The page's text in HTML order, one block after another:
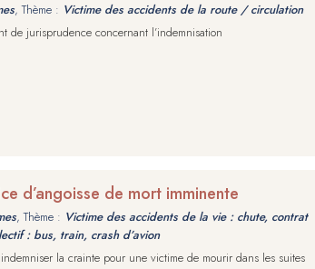
, Thème : Victime des accidents de la route / circulation
jurisprudence concernant l’indemnisation
d’angoisse de mort imminente
, Thème : Victime des accidents de la vie : chute, contrat
: bus, train, crash d’avion
la crainte pour une victime de mourir dans les suites